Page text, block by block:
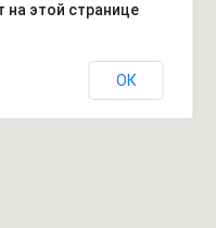
на этой странице
ОК